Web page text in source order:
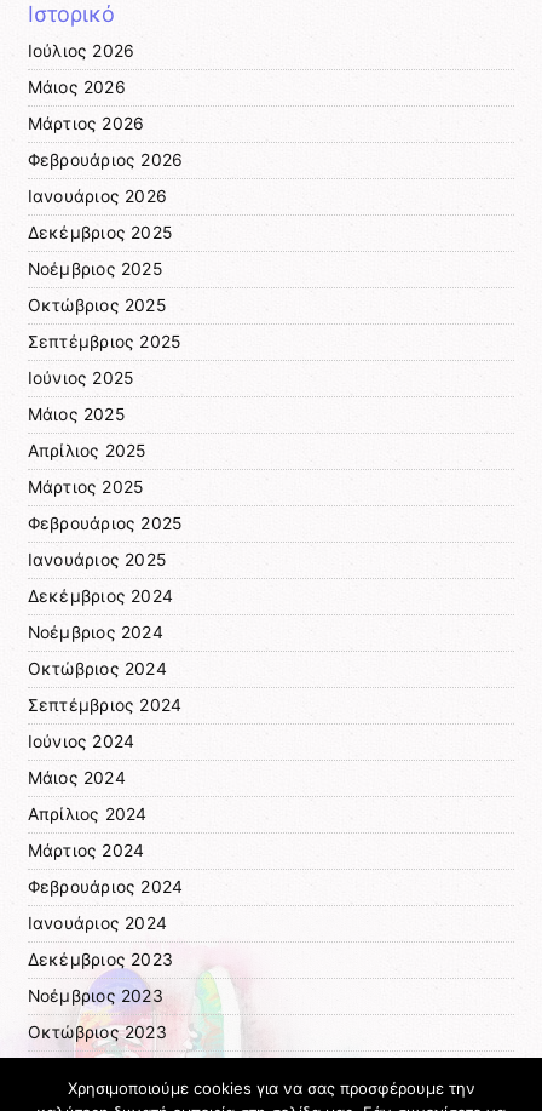
Ιστορικό
Ιούλιος 2026
Μάιος 2026
Μάρτιος 2026
Φεβρουάριος 2026
Ιανουάριος 2026
Δεκέμβριος 2025
Νοέμβριος 2025
Οκτώβριος 2025
Σεπτέμβριος 2025
Ιούνιος 2025
Μάιος 2025
Απρίλιος 2025
Μάρτιος 2025
Φεβρουάριος 2025
Ιανουάριος 2025
Δεκέμβριος 2024
Νοέμβριος 2024
Οκτώβριος 2024
Σεπτέμβριος 2024
Ιούνιος 2024
Μάιος 2024
Απρίλιος 2024
Μάρτιος 2024
Φεβρουάριος 2024
Ιανουάριος 2024
Δεκέμβριος 2023
Νοέμβριος 2023
Οκτώβριος 2023
Νοέμβριος 2022
Χρησιμοποιούμε cookies για να σας προσφέρουμε την